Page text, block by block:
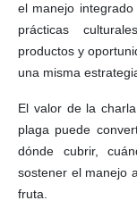
el manejo
prácticas
productos y
una misma
El valor de la
plaga puede
dónde cubrir,
sostener el manejo
fruta.